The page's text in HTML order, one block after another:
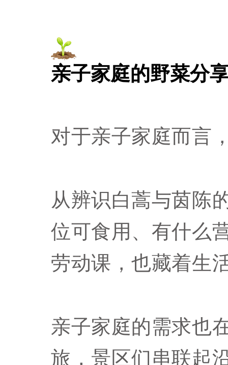
亲子家庭的野菜分
对于亲子家庭而言
从辨识白蒿与茵陈
位可食用、有什么
劳动课，也藏着生
亲子家庭的需求也
旅，景区们串联起